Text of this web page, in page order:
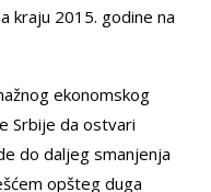
kraju 2015. godine na
ekonomskog
Srbije da ostvari
do daljeg smanjenja
opšteg duga